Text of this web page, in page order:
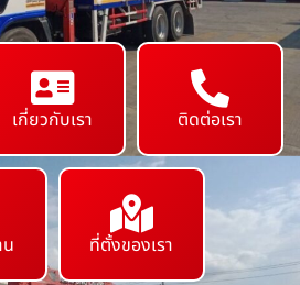
เกี่ยวกับเรา ติดต่อเรา
ที่ตั้งของเรา